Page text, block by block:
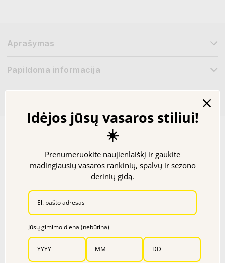
Aprašymas
Papildoma informacija
Panašūs produktai
−30%
Idėjos jūsų vasaros stiliui!
☀️
Prenumeruokite naujienlaiškį ir gaukite
madingiausių vasaros rankinių, spalvų ir sezono
derinių gidą.
Jūsų gimimo diena (nebūtina)